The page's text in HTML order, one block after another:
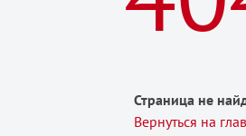
Страница не
Вернуться на